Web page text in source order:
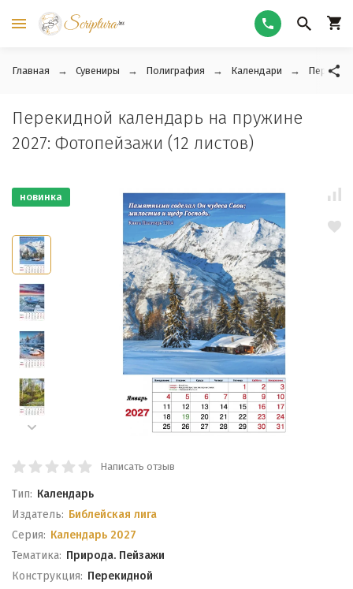
Главная Сувениры Полиграфия Календари
Перекидной календарь на пружине
2027: Фотопейзажи (12 листов)
новинка
Написать отзыв
Тип: Календарь
Издатель: Библейская лига
Серия: Календарь 2027
Тематика: Природа. Пейзажи
Конструкция: Перекидной